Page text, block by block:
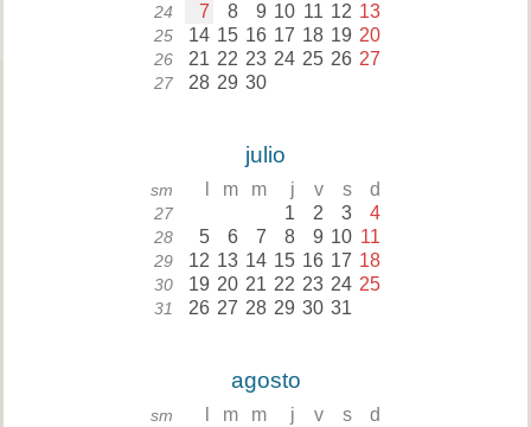
24 7 8 9 10 11 12 13
25 14 15 16 17 18 19 20
26 21 22 23 24 25 26 27
27 28 29 30
julio
sm m m j v s d
27 1 2 3 4
28 5 6 7 8 9 10 11
29 12 13 14 15 16 17 18
30 19 20 21 22 23 24 25
31 26 27 28 29 30 31
agosto
sm m m j v s d